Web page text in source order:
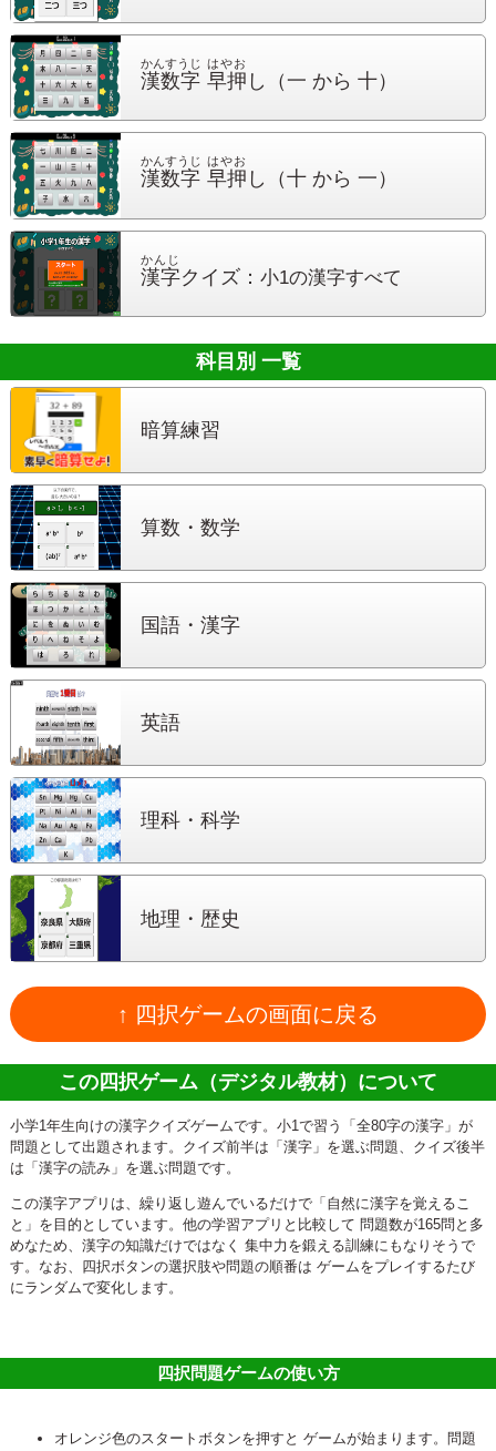
漢数字
かんすうじ
早押
はやお
し （一 から 十）
漢数字
かんすうじ
早押
はやお
し （十 から 一）
漢字
かんじ
クイズ： 小1の漢字すべて
科目別 一覧
暗算練習
算数・数学
国語・漢字
英語
理科・科学
地理・歴史
↑ 四択ゲームの画面に戻る
この四択ゲーム（デジタル教材）について
小学1年生向けの漢字クイズゲームです。小1で習う「全80字の漢字」が
問題として出題されます。クイズ前半は「漢字」を選ぶ問題、クイズ後半
は「漢字の読み」を選ぶ問題です。
この漢字アプリは、繰り返し遊んでいるだけで「自然に漢字を覚えるこ
と」を目的としています。他の学習アプリと比較して 問題数が165問と多
めなため、漢字の知識だけではなく 集中力を鍛える訓練にもなりそうで
す。なお、四択ボタンの選択肢や問題の順番は ゲームをプレイするたび
にランダムで変化します。
四択問題ゲームの使い方
オレンジ色のスタートボタンを押すと ゲームが始まります。問題